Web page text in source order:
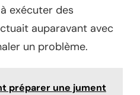
exécuter des
auparavant avec
un problème.
préparer une jument